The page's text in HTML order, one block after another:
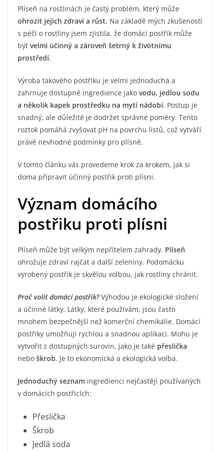
Plíseň na rostlinách je častý problém, který může
ohrozit jejich zdraví a růst. Na základě mých zkušeností
s péčí o rostliny jsem zjistila, že domácí postřik může
být velmi účinný a zároveň šetrný k životnímu
prostředí.
Výroba takového postřiku je velmi jednoduchá a
zahrnuje dostupné ingredience jako vodu, jedlou sodu
a několik kapek prostředku na mytí nádobí. Postup je
snadný, ale důležité je dodržet správné poměry. Tento
roztok pomáhá zvyšovat pH na povrchu listů, což vytváří
právě nevhodné podmínky pro plísně.
V tomto článku vás provedeme krok za krokem, jak si
doma připravit účinný postřik proti plísni.
Význam domácího
postřiku proti plísni
Plíseň může být velkým nepřítelem zahrady. Plíseň
ohrožuje zdraví rajčat a další zeleniny. Podomácku
vyrobený postřik je skvělou volbou, jak rostliny chránit.
Proč volit domácí postřik? Výhodou je ekologické složení
a účinné látky. Látky, které používám, jsou často
mnohem bezpečnější než komerční chemikálie. Domácí
postřiky umožňují rychlou a snadnou aplikaci. Mohu je
vytvořit z dostupných surovin, jako je také přeslička
nebo škrob. Je to ekonomická a ekologická volba.
Jednoduchý seznam ingrediencí nejčastěji používaných
v domácích postřicích:
Přeslička
Škrob
Jedlá soda